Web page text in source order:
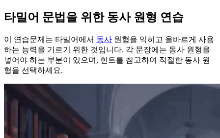
타밀어 문법을 위한 동사 원형 연습
이 연습문제는 타밀어에서 동사 원형을 익히고 올바르게 사용
하는 능력을 기르기 위한 것입니다. 각 문장에는 동사 원형을
넣어야 하는 부분이 있으며, 힌트를 참고하여 적절한 동사 원
형을 선택하세요.